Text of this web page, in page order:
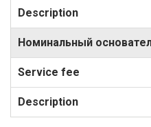
Номинальный